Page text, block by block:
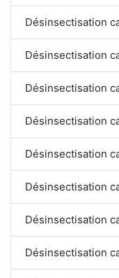
Désinsectisation
Désinsectisation
Désinsectisation
Désinsectisation
Désinsectisation
Désinsectisation
Désinsectisation
Désinsectisation